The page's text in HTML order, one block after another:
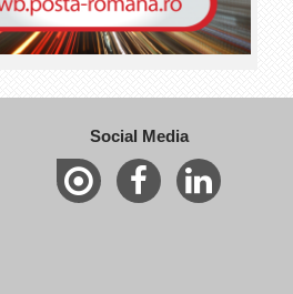
Social Media